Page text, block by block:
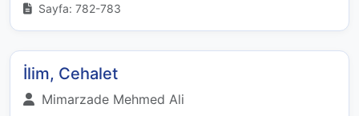
Sayfa: 782-783
İlim, Cehalet
Mimarzade Mehmed Ali